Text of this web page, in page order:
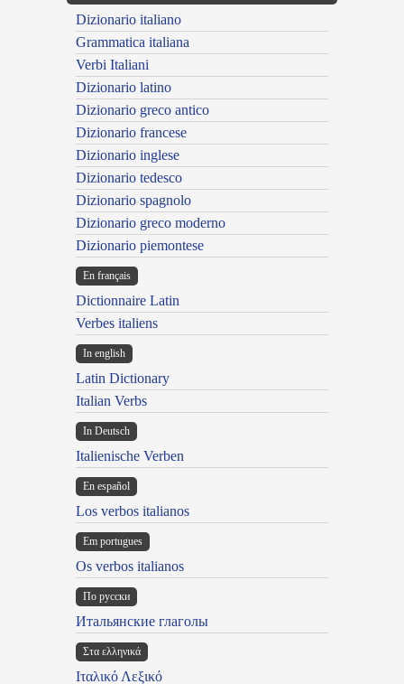
Dizionario italiano
Grammatica italiana
Verbi Italiani
Dizionario latino
Dizionario greco antico
Dizionario francese
Dizionario inglese
Dizionario tedesco
Dizionario spagnolo
Dizionario greco moderno
Dizionario piemontese
En français
Dictionnaire Latin
Verbes italiens
In english
Latin Dictionary
Italian Verbs
In Deutsch
Italienische Verben
En español
Los verbos italianos
Em portugues
Os verbos italianos
По русски
Итальянские глаголы
Στα ελληνικά
Ιταλικό Λεξικό